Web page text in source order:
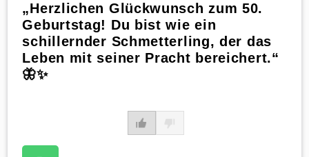
„Herzlichen Glückwunsch zum 50.
Geburtstag! Du bist wie ein
schillernder Schmetterling, der das
Leben mit seiner Pracht bereichert.“
🦋✨